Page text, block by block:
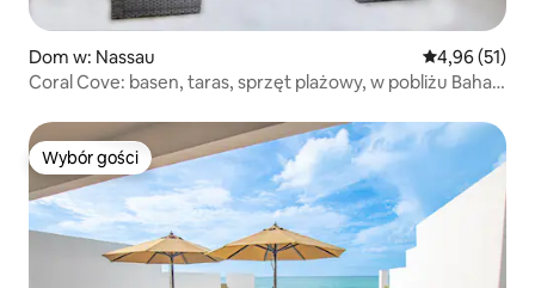
Dom w: Nassau Średnia
4,96 (51)
Coral Cove: basen, taras, sprzęt plażowy, w pobliżu Baha
Wybór gości
Wybór gości